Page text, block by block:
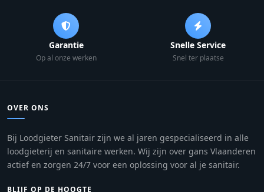
Garantie
Op al onze werken
Snelle Service
Snel ter plaatse
OVER ONS
Bij Loodgieter Sanitair zijn we al jaren gespecialiseerd in alle
loodgieterij en sanitaire werken. Wij zijn over gans Vlaanderen
actief en zorgen 24/7 voor een oplossing voor al je sanitair.
BLIJF OP DE HOOGTE